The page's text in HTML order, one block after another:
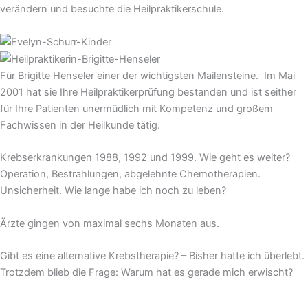
verändern und besuchte die Heilpraktikerschule.
Für Brigitte Henseler einer der wichtigsten Mailensteine. Im Mai
2001 hat sie Ihre Heilpraktikerprüfung bestanden und ist seither
für Ihre Patienten unermüdlich mit Kompetenz und großem
Fachwissen in der Heilkunde tätig.
Krebserkrankungen 1988, 1992 und 1999. Wie geht es weiter?
Operation, Bestrahlungen, abgelehnte Chemotherapien.
Unsicherheit. Wie lange habe ich noch zu leben?
Ärzte gingen von maximal sechs Monaten aus.
Gibt es eine alternative Krebstherapie? – Bisher hatte ich überlebt.
Trotzdem blieb die Frage: Warum hat es gerade mich erwischt?